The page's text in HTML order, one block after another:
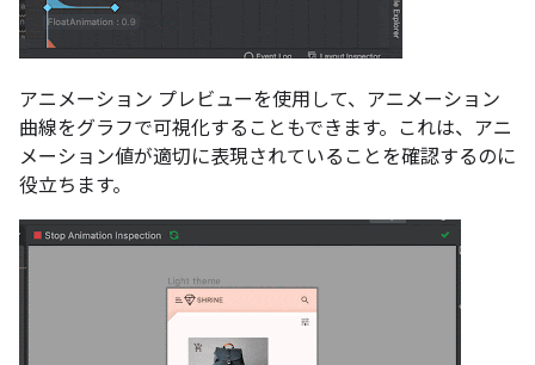
アニメーション プレビューを使用して、アニメーション
曲線をグラフで可視化することもできます。これは、アニ
メーション値が適切に表現されていることを確認するのに
役立ちます。